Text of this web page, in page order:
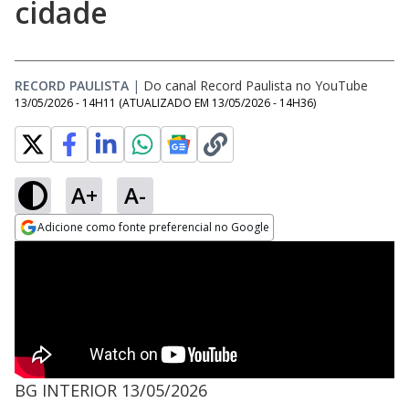
cidade
RECORD PAULISTA | Do canal Record Paulista no YouTube
13/05/2026 - 14H11 (ATUALIZADO EM 13/05/2026 - 14H36)
A+ A-
Adicione como fonte preferencial no Google
BG INTERIOR 13/05/2026